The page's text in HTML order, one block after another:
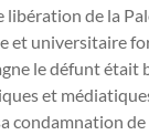
libération de la
et universitaire
le défunt était
et
condamnation de